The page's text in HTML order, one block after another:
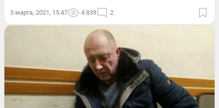
5 марта, 2021, 15:47 4 839 2